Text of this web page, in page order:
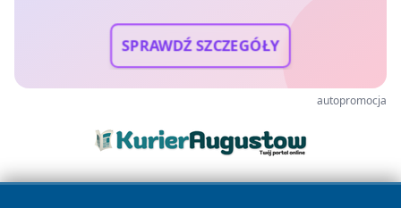
SPRAWDŹ SZCZEGÓŁY
autopromocja